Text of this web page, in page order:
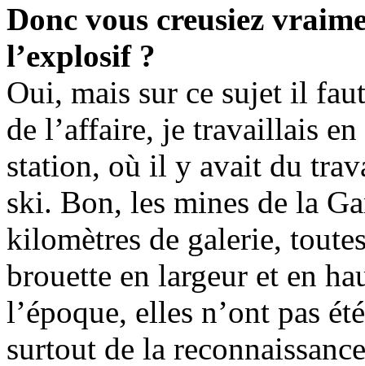
Donc vous creusiez
l’explosif ?
Oui, mais sur ce sujet il
de l’affaire, je travaillais
station, où il y avait du
ski. Bon, les mines de la
kilomètres de galerie,
brouette en largeur et en
l’époque, elles n’ont pas
surtout de la